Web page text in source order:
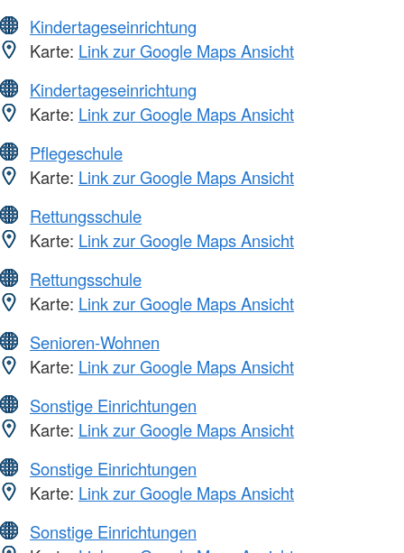
Kindertageseinrichtung
Karte: Link zur Google Maps Ansicht
Kindertageseinrichtung
Karte: Link zur Google Maps Ansicht
Pflegeschule
Karte: Link zur Google Maps Ansicht
Rettungsschule
Karte: Link zur Google Maps Ansicht
Rettungsschule
Karte: Link zur Google Maps Ansicht
Senioren-Wohnen
Karte: Link zur Google Maps Ansicht
Sonstige Einrichtungen
Karte: Link zur Google Maps Ansicht
Sonstige Einrichtungen
Karte: Link zur Google Maps Ansicht
Sonstige Einrichtungen